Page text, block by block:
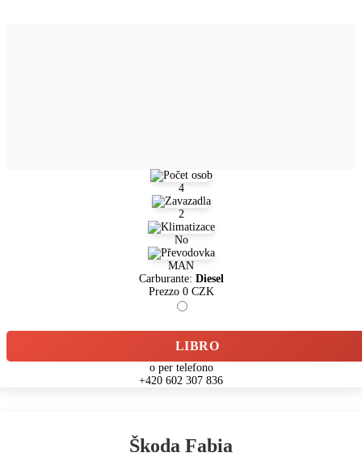
4
2
No
MAN
Carburante: Diesel
Prezzo 0CZK
LIBRO
o per telefono
+420 602 307 836
Škoda Fabia